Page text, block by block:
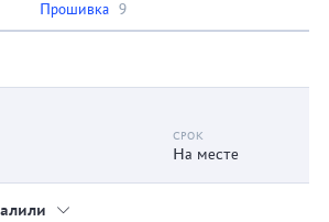
Прошивка 9
На месте